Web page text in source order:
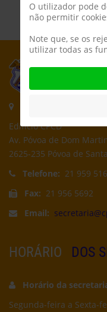
Edifício CPCD
Av. Póvoa de Dom
2625-235 Póvoa de
Telefone: 21 959
Fax: 21 956 5692
Email:
HORÁRIO DOS
Horário da
Segunda-feira a Sexta-
O utilizador pode
não permitir
Note que, se os
utilizar todas as